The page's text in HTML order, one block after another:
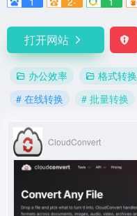
打开网站
办公效率 格式转换
# 在线转换
# 批量转换
CloudConvert